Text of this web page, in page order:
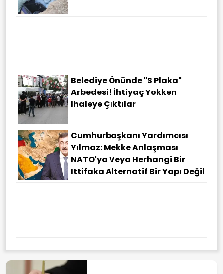
Belediye Önünde "S Plaka"
Arbedesi! İhtiyaç Yokken
Ihaleye Çıktılar
Cumhurbaşkanı Yardımcısı
Yılmaz: Mekke Anlaşması
NATO'ya Veya Herhangi Bir
Ittifaka Alternatif Bir Yapı Değil